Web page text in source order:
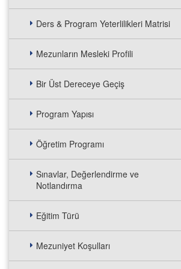
Ders & Program Yeterlilikleri Matrisi
Mezunların Mesleki Profili
Bir Üst Dereceye Geçiş
Program Yapısı
Öğretim Programı
Sınavlar, Değerlendirme ve
Notlandırma
Eğitim Türü
Mezuniyet Koşulları